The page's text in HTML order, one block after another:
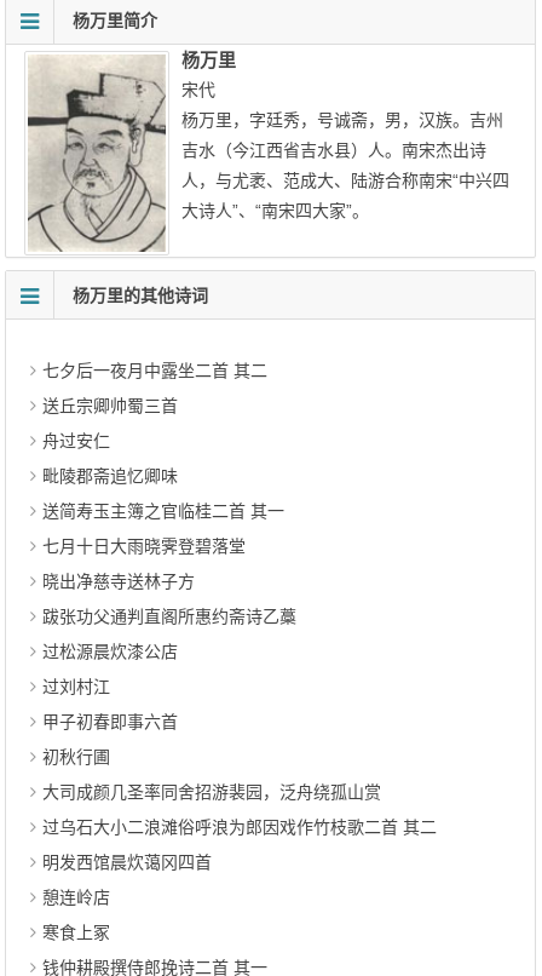
杨万里简介
杨万里
宋代
杨万里，字廷秀，号诚斋，男，汉族。吉州
吉水（今江西省吉水县）人。南宋杰出诗
人，与尤袤、范成大、陆游合称南宋“中兴四
大诗人”、“南宋四大家”。
杨万里的其他诗词
七夕后一夜月中露坐二首 其二
送丘宗卿帅蜀三首
舟过安仁
毗陵郡斋追忆卿味
送简寿玉主簿之官临桂二首 其一
七月十日大雨晓霁登碧落堂
晓出净慈寺送林子方
跋张功父通判直阁所惠约斋诗乙藁
过松源晨炊漆公店
过刘村江
甲子初春即事六首
初秋行圃
大司成颜几圣率同舍招游裴园，泛舟绕孤山赏
过乌石大小二浪滩俗呼浪为郎因戏作竹枝歌二首 其二
明发西馆晨炊蔼冈四首
憩连岭店
寒食上冢
钱仲耕殿撰侍郎挽诗二首 其一